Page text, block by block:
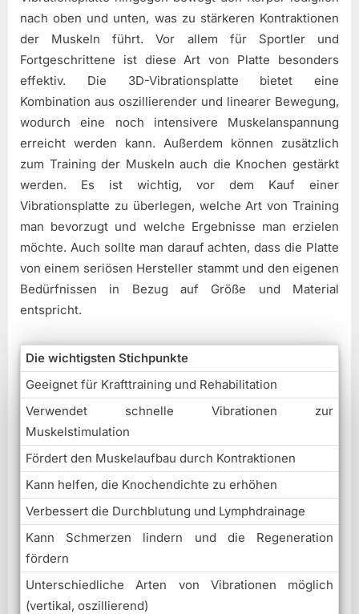
nach oben und unten, was zu stärkeren Kontraktionen
der Muskeln führt. Vor allem für Sportler und
Fortgeschrittene ist diese Art von Platte besonders
effektiv. Die 3D-Vibrationsplatte bietet eine
Kombination aus oszillierender und linearer Bewegung,
wodurch eine noch intensivere Muskelanspannung
erreicht werden kann. Außerdem können zusätzlich
zum Training der Muskeln auch die Knochen gestärkt
werden. Es ist wichtig, vor dem Kauf einer
Vibrationsplatte zu überlegen, welche Art von Training
man bevorzugt und welche Ergebnisse man erzielen
möchte. Auch sollte man darauf achten, dass die Platte
von einem seriösen Hersteller stammt und den eigenen
Bedürfnissen in Bezug auf Größe und Material
entspricht.
Die wichtigsten Stichpunkte
Geeignet für Krafttraining und Rehabilitation
Verwendet schnelle Vibrationen zur
Muskelstimulation
Fördert den Muskelaufbau durch Kontraktionen
Kann helfen, die Knochendichte zu erhöhen
Verbessert die Durchblutung und Lymphdrainage
Kann Schmerzen lindern und die Regeneration
fördern
Unterschiedliche Arten von Vibrationen möglich
(vertikal, oszillierend)